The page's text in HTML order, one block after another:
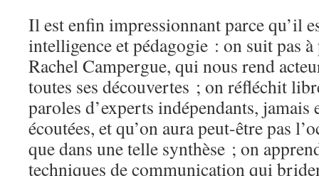
Il est enfin impressionnant parce qu’il
intelligence et pédagogie : on suit pas à
Rachel Campergue, qui nous rend
toutes ses découvertes ; on réfléchit
paroles d’experts indépendants, jamais
écoutées, et qu’on aura peut-être pas
que dans une telle synthèse ; on
techniques de communication qui